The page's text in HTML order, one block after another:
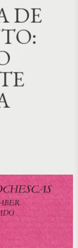
DE
TO: